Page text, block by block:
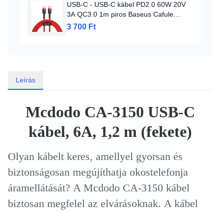
USB-C - USB-C kábel PD2.0 60W 20V
3A QC3.0 1m piros Baseus Cafule
Nylon harisnyázott
3 700 Ft
Leírás
Mcdodo CA-3150 USB-C
kábel, 6A, 1,2 m (fekete)
Olyan kábelt keres, amellyel gyorsan és
biztonságosan megújíthatja okostelefonja
áramellátását? A Mcdodo CA-3150 kábel
biztosan megfelel az elvárásoknak. A kábel